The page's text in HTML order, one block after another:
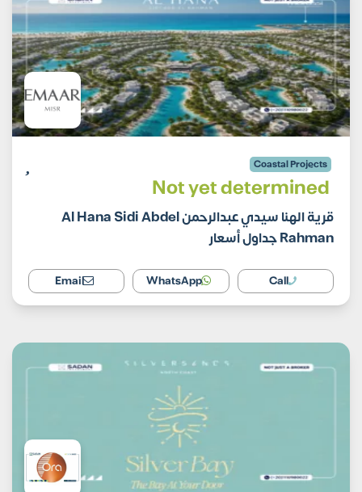
Coastal Projects
Not yet determined
قرية الهنا سيدي عبدالرحمن Al Hana Sidi Abdel
Rahman جداول أسعار
Call
WhatsApp
Email